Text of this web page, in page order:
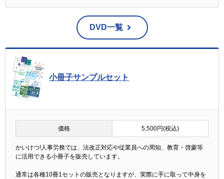
DVD一覧
小冊子サンプルセット
価格 5,500円(税込)
かいけつ!人事労務では、法改正対応や従業員への周知、教育・啓蒙等
に活用できる小冊子を販売しています。
通常は各種10冊1セットの販売となりますが、実際に手に取って中身を